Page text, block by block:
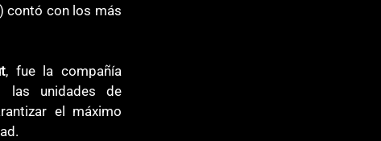
contó con los más
, fue la compañía
las unidades de
el máximo